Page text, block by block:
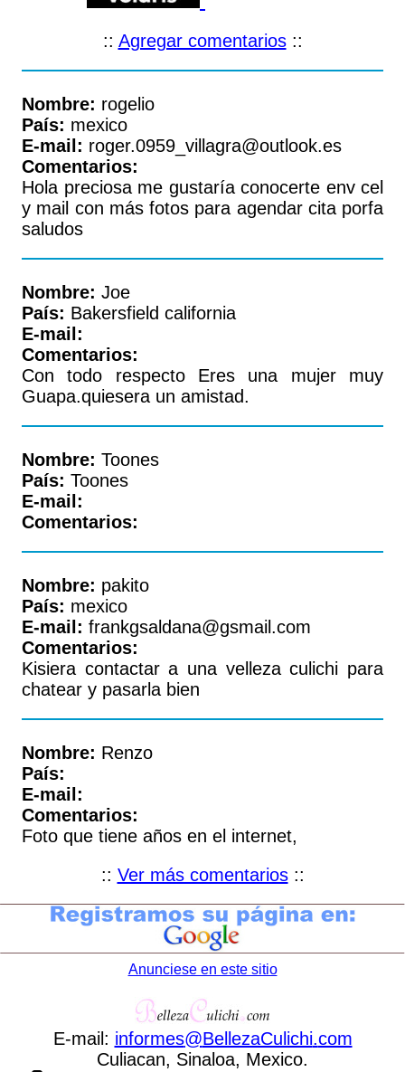
:: Agregar comentarios::
Nombre: rogelio
País: mexico
E-mail: roger.0959_villagra@outlook.es
Comentarios:
Hola preciosa me gustaría conocerte env cel
y mail con más fotos para agendar cita porfa
saludos
Nombre: Joe
País: Bakersfield california
E-mail:
Comentarios:
Con todo respecto Eres una mujer muy
Guapa.quiesera un amistad.
Nombre: Toones
País: Toones
E-mail:
Comentarios:
Nombre: pakito
País: mexico
E-mail: frankgsaldana@gsmail.com
Comentarios:
Kisiera contactar a una velleza culichi para
chatear y pasarla bien
Nombre: Renzo
País:
E-mail:
Comentarios:
Foto que tiene años en el internet,
:: Ver más comentarios::
Anunciese en este sitio
E-mail: informes@BellezaCulichi.com
Culiacan, Sinaloa, Mexico.